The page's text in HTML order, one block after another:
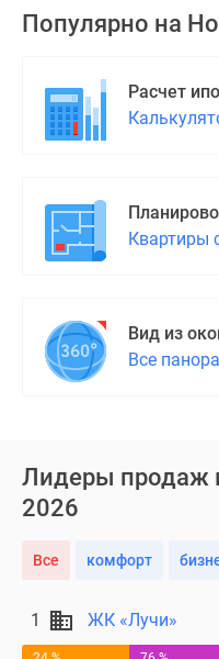
Популярно на
Расчет
Квартиры
Вид из
Все
Лидеры продаж
2026
Все комфорт
1 ЖК «Лучи»